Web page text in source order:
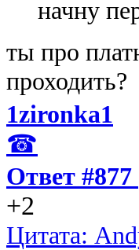
начну
ты про
проходить?
1zironka1
☎
Ответ #877
+2
Цитата: